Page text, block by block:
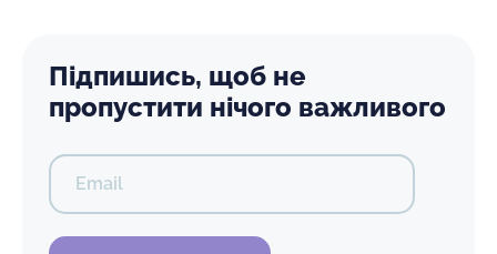
Підпишись, щоб не
пропустити нічого важливого
Email